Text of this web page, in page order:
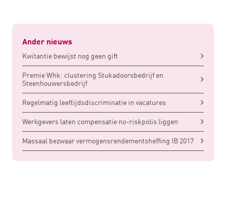
Ander nieuws
Kwitantie bewijst nog geen gift
Premie Whk: clustering Stukadoorsbedrijf en
Steenhouwersbedrijf
Regelmatig leeftijdsdiscriminatie in vacatures
Werkgevers laten compensatie no-riskpolis liggen
Massaal bezwaar vermogensrendementsheffing IB 2017